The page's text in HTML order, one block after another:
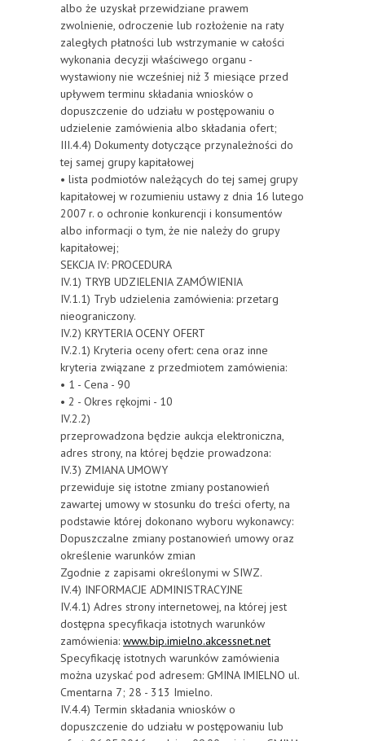
albo że uzyskał przewidziane prawem
zwolnienie, odroczenie lub rozłożenie na raty
zaległych płatności lub wstrzymanie w całości
wykonania decyzji właściwego organu -
wystawiony nie wcześniej niż 3 miesiące przed
upływem terminu składania wniosków o
dopuszczenie do udziału w postępowaniu o
udzielenie zamówienia albo składania ofert;
III.4.4) Dokumenty dotyczące przynależności do
tej samej grupy kapitałowej
• lista podmiotów należących do tej samej grupy
kapitałowej w rozumieniu ustawy z dnia 16 lutego
2007 r. o ochronie konkurencji i konsumentów
albo informacji o tym, że nie należy do grupy
kapitałowej;
SEKCJA IV: PROCEDURA
IV.1) TRYB UDZIELENIA ZAMÓWIENIA
IV.1.1) Tryb udzielenia zamówienia: przetarg
nieograniczony.
IV.2) KRYTERIA OCENY OFERT
IV.2.1) Kryteria oceny ofert: cena oraz inne
kryteria związane z przedmiotem zamówienia:
• 1 - Cena - 90
• 2 - Okres rękojmi - 10
IV.2.2)
przeprowadzona będzie aukcja elektroniczna,
adres strony, na której będzie prowadzona:
IV.3) ZMIANA UMOWY
przewiduje się istotne zmiany postanowień
zawartej umowy w stosunku do treści oferty, na
podstawie której dokonano wyboru wykonawcy:
Dopuszczalne zmiany postanowień umowy oraz
określenie warunków zmian
Zgodnie z zapisami określonymi w SIWZ.
IV.4) INFORMACJE ADMINISTRACYJNE
IV.4.1) Adres strony internetowej, na której jest
dostępna specyfikacja istotnych warunków
zamówienia: www.bip.imielno.akcessnet.net
Specyfikację istotnych warunków zamówienia
można uzyskać pod adresem: GMINA IMIELNO ul.
Cmentarna 7; 28 - 313 Imielno.
IV.4.4) Termin składania wniosków o
dopuszczenie do udziału w postępowaniu lub